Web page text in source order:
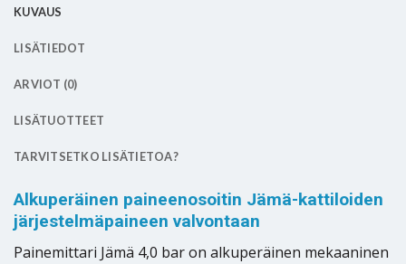
KUVAUS
LISÄTIEDOT
ARVIOT (0)
LISÄTUOTTEET
TARVITSETKO LISÄTIETOA?
Alkuperäinen paineenosoitin Jämä-kattiloiden
järjestelmäpaineen valvontaan
Painemittari Jämä 4,0 bar on alkuperäinen mekaaninen